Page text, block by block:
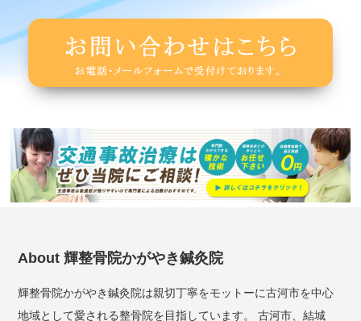
About 輝整骨院かがやき鍼灸院
輝整骨院かがやき鍼灸院は親切丁寧をモットーに古河市を中心
地域として愛される整骨院を目指しています。 古河市、結城